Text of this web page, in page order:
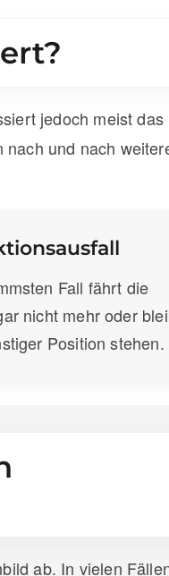
jedoch meist das
und nach
Fall fährt die
nicht mehr oder
Position stehen.
ab. In vielen